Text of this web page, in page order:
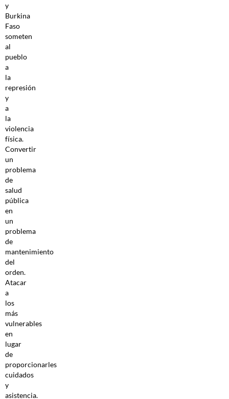
y
Burkina
Faso
someten
al
pueblo
a
la
represión
y
a
la
violencia
física.
Convertir
un
problema
de
salud
pública
en
un
problema
de
mantenimiento
del
orden.
Atacar
a
los
más
vulnerables
en
lugar
de
proporcionarles
cuidados
y
asistencia.